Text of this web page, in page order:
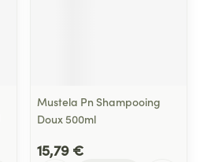
Mustela Pn Shampooing
Doux 500ml
15,79 €